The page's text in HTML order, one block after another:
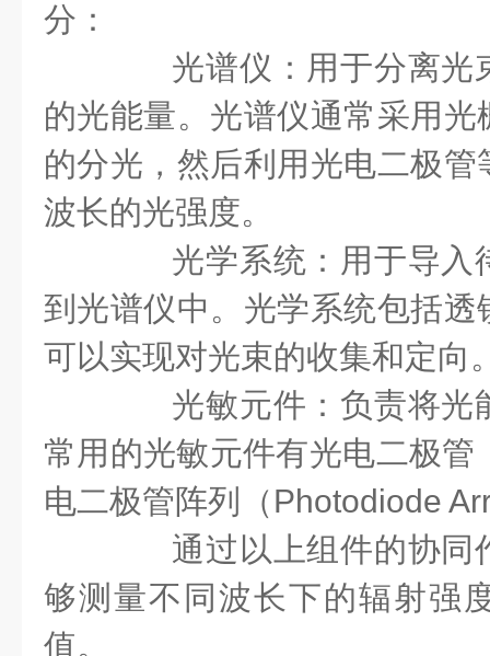
分：
光谱仪：用于分离光
的光能量。光谱仪通常采用
的分光，然后利用光电二极
波长的光强度。
光学系统：用于导入
到光谱仪中。光学系统包括
可以实现对光束的收集和定向
光敏元件：负责将光
常用的光敏元件有光电二极管
电二极管阵列（Photodiode
通过以上组件的协同
够测量不同波长下的辐射强
值。